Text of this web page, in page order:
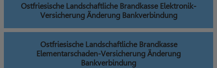
Ostfriesische Landschaftliche Brandkasse Elektronik-
Versicherung Änderung Bankverbindung
Ostfriesische Landschaftliche Brandkasse
Elementarschaden-Versicherung Änderung
Bankverbindung